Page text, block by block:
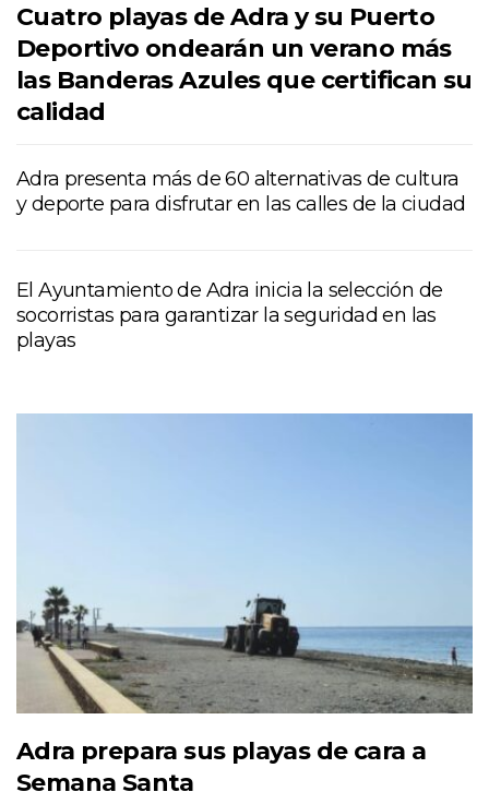
Cuatro playas de Adra y su Puerto
Deportivo ondearán un verano más
las Banderas Azules que certifican su
calidad
Adra presenta más de 60 alternativas de cultura
y deporte para disfrutar en las calles de la ciudad
El Ayuntamiento de Adra inicia la selección de
socorristas para garantizar la seguridad en las
playas
Adra prepara sus playas de cara a
Semana Santa